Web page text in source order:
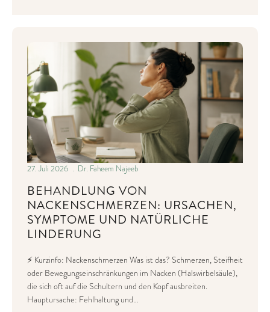
BEHANDLUNG VON
NACKENSCHMERZEN: URSACHEN,
SYMPTOME UND NATÜRLICHE
LINDERUNG
27. Juli 2026 Dr. Faheem Najeeb
⚡ Kurzinfo: Nackenschmerzen Was ist das? Schmerzen, Steifheit
oder Bewegungseinschränkungen im Nacken (Halswirbelsäule),
die sich oft auf die Schultern und den Kopf ausbreiten.
Hauptursache: Fehlhaltung und…